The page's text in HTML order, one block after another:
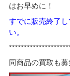
はお早めに！
すでに販売終了
い。
同商品の買取も募